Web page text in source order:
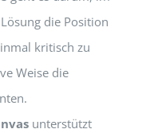
die Position
kritisch zu
Weise die
unterstützt